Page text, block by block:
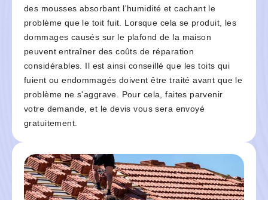
des mousses absorbant l'humidité et cachant le
problème que le toit fuit. Lorsque cela se produit, les
dommages causés sur le plafond de la maison
peuvent entraîner des coûts de réparation
considérables. Il est ainsi conseillé que les toits qui
fuient ou endommagés doivent être traité avant que le
problème ne s'aggrave. Pour cela, faites parvenir
votre demande, et le devis vous sera envoyé
gratuitement.